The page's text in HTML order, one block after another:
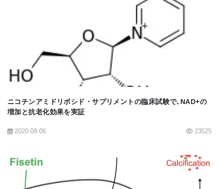
についてさらに理解が深まり、これは人間の肥満の
治療にも非常に役立つものだ。褐色脂肪の多い人は
新陳代謝も活発で2型糖尿病発症率も低く、一般に細
身だという証拠も突き止められている。褐色脂肪細
胞の活動を増大したり、褐色脂肪の量そのものを増
やす方法が突き止められれば、より効果的にまた迅
速に体重を減らす方法が見つけられることと思う｣と
述べている。
研究チームは、褐色脂肪細胞が脳にもっと様々な情
BIOMARKET JP
ニコチンアミドリボシド・サプリメントの臨床試験で､NAD+の
増加と抗老化効果を実証
2020.08.06 23525